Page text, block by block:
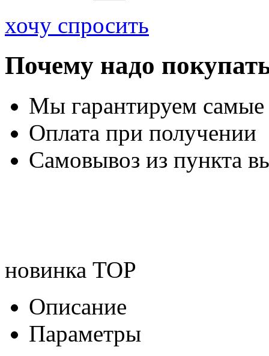
хочу спросить
Почему надо
Мы гарантируем
Оплата при получении
Самовывоз из пункта
новинка TOP
Описание
Параметры